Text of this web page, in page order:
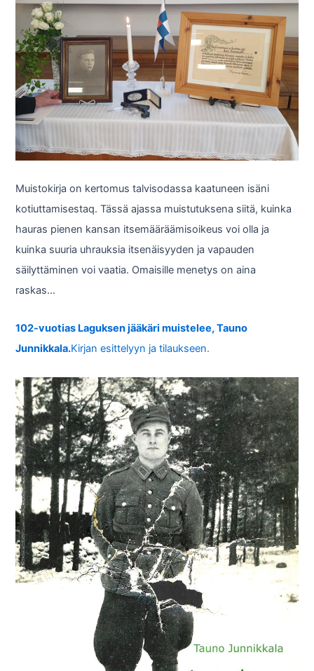
Muistokirja on kertomus talvisodassa kaatuneen isäni
kotiuttamisestaq. Tässä ajassa muistutuksena siitä, kuinka
hauras pienen kansan itsemääräämisoikeus voi olla ja
kuinka suuria uhrauksia itsenäisyyden ja vapauden
säilyttäminen voi vaatia. Omaisille menetys on aina
raskas…
102-vuotias Laguksen jääkäri muistelee, Tauno
Junnikkala.Kirjan esittelyyn ja tilaukseen.